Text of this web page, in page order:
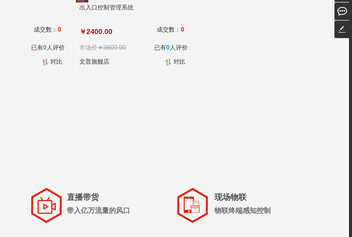
成交数： 0
已有0人评价
对比
出入口控制管理系统
￥2400.00 成交数： 0
市场价￥3600.00 已有0人评价
文普旗舰店
对比
直播带货
带入亿万流量的风口
现场物联
物联终端感知控制